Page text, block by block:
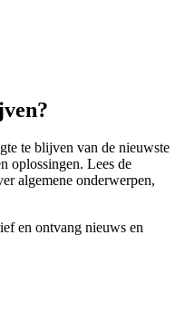
te blijven van de nieuwste
oplossingen. Lees de
algemene onderwerpen,
en ontvang nieuws en